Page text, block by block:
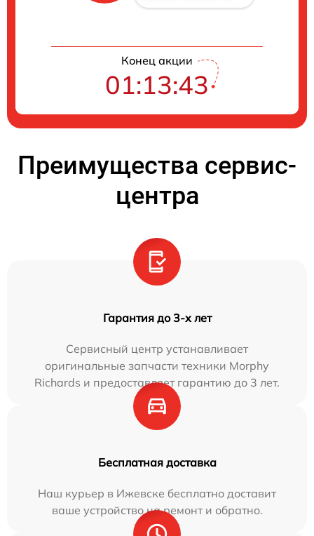
Конец акции
01:13:42
Преимущества сервис-
центра
Гарантия до 3-х лет
Сервисный центр устанавливает
оригинальные запчасти техники Morphy
Richards и предоставляет гарантию до 3 лет.
Бесплатная доставка
Наш курьер в Ижевске бесплатно доставит
ваше устройство на ремонт и обратно.